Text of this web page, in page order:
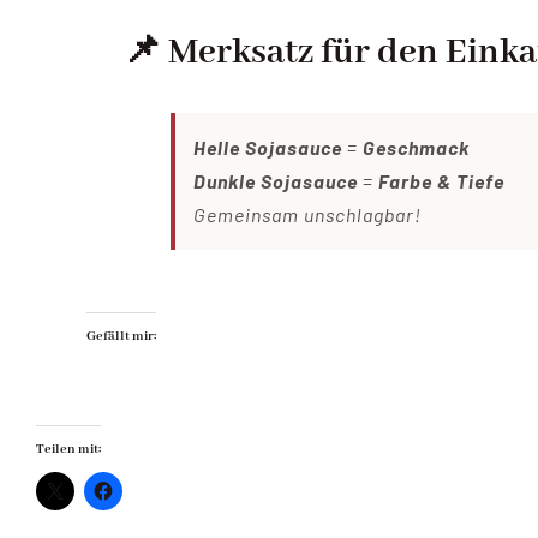
📌 Merksatz für den
Helle Sojasauce= Geschmack
Dunkle Sojasauce= Farbe & Tiefe
Gemeinsam unschlagbar!
Gefällt mir:
Teilen mit: